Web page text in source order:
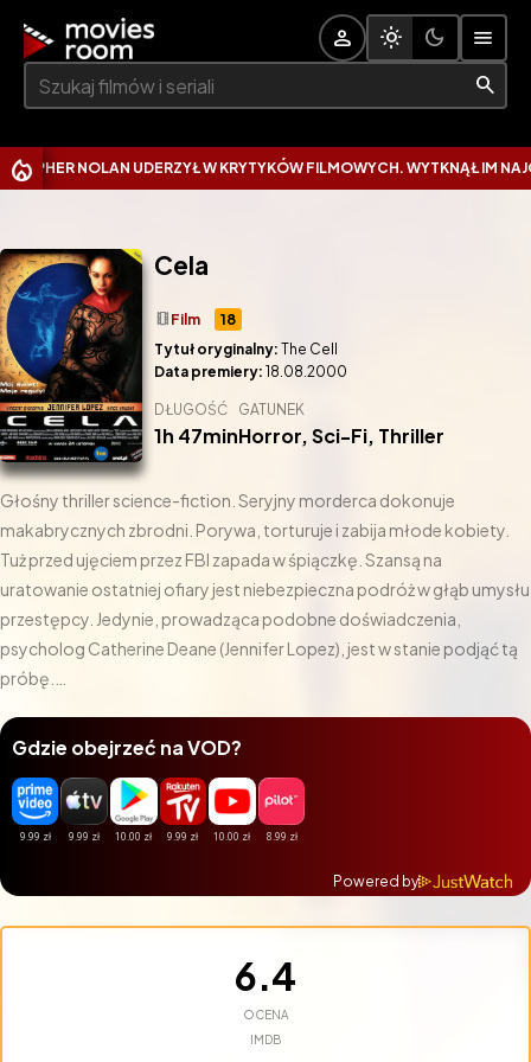
Szukaj:
NOLAN UDERZYŁ W KRYTYKÓW FILMOWYCH. WYTKNĄŁ IM
Cela
18
theaters Film
Tytuł oryginalny: The Cell
Data premiery: 18.08.2000
Głośny thriller science-fiction. Seryjny morderca dokonuje
makabrycznych zbrodni. Porywa, torturuje i zabija młode kobiety.
Tuż przed ujęciem przez FBI zapada w śpiączkę. Szansą na
uratowanie ostatniej ofiary jest niebezpieczna podróż w głąb umysłu
przestępcy. Jedynie, prowadząca podobne doświadczenia,
psycholog Catherine Deane (Jennifer Lopez), jest w stanie podjąć tą
próbę.
dociera tam, gdzie dotąd nie dotarł żaden człowiek. [opis
DŁUGOŚĆ
1h 47min
GATUNEK
Horror,Sci-Fi, Thriller
Gdzie obejrzeć na VOD?
Powered by
6.4
OCENA
IMDB